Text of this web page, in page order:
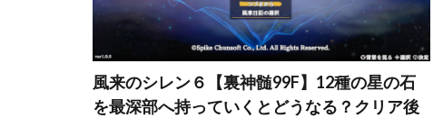
風来のシレン６【裏神髄99F】12種の星の石
を最深部へ持っていくとどうなる？クリア後